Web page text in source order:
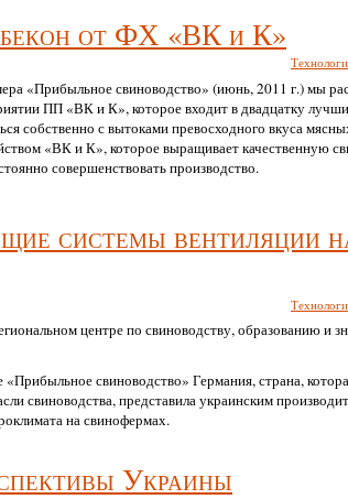
бекон от ФХ «ВК и К»
«Прибыльное свиноводство» (июнь, 2011 г.) мы
ПП «ВК и К», которое входит в двадцатку
собственно с вытоками превосходного вкуса
«ВК и К», которое выращивает качественную
совершенствовать производство.
системы вентиляции
центре по свиноводству, образованию и
свиноводство» Германия, страна,
свиноводства, представила украинским
на свинофермах.
Украины